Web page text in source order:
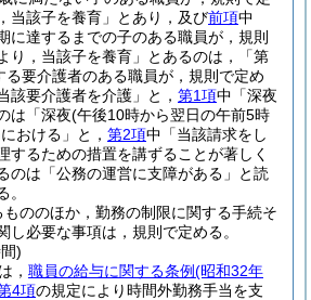
当該子を養育」とあり，及び前項中
に達するまでの子のある職員が，規則
り，当該子を養育」とあるのは，「第
る要介護者のある職員が，規則で定め
該要介護者を介護」と， 第1項中「深夜
は「深夜(午後10時から翌日の午前5時
における」と， 第2項中「当該請求をし
するための措置を講ずることが著しく
のは「公務の運営に支障がある」と読
。
もののほか，勤務の制限に関する手続そ
し必要な事項は，規則で定める。
)
， 職員の給与に関する条例(昭和32年
4項の規定により時間外勤務手当を支